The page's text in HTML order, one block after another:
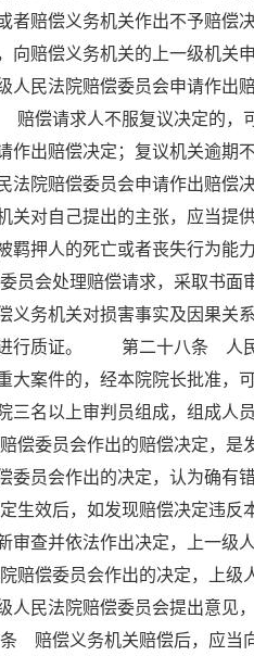
者赔偿义务机关作出不予赔偿
向赔偿义务机关的上一级机
级人民法院赔偿委员会申请
偿请求人不服复议决定的，
作出赔偿决定；复议机关逾期
民法院赔偿委员会申请作出
关对自己提出的主张，应
羁押人的死亡或者丧失行为能
处理赔偿请求，采取书面审
义务机关对损害事实及因果关
进行质证。 第二十八条 人民
重大案件的，经本院院长批
三名以上审判员组成，组
委员会作出的赔偿决定，
员会作出的决定，认为确有
效后，如发现赔偿决定违反
审查并依法作出决定，上一级
偿委员会作出的决定，上级
人民法院赔偿委员会提出意见
偿义务机关赔偿后，应当向